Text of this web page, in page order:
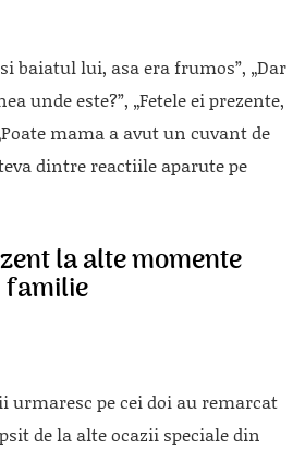
baiatul lui, asa era frumos”, „Dar
unde este?”, „Fetele ei prezente,
mama a avut un cuvant de
dintre reactiile aparute pe
la alte momente
familie
urmaresc pe cei doi au remarcat
de la alte ocazii speciale din